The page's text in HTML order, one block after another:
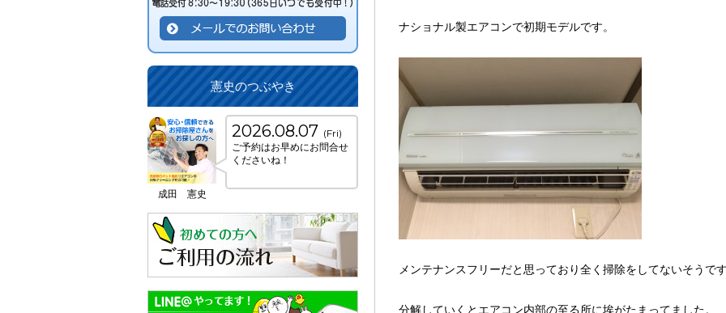
ナショナル製エアコンで初期モデルです。
メンテナンスフリーだと思っており全く掃除をしてないそうで
分解していくとエアコン内部の至る所に埃がたまってました。
憲史のつぶやき
成田 憲史
2026.08.07 (Fri)
ご予約はお早めにお問合せ
くださいね！